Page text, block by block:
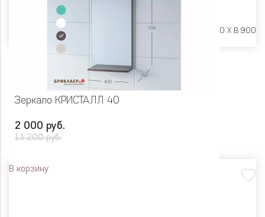
Ш 550 X Г 20 X В 900
Зеркало КРИСТАЛЛ 40
2 000 руб.
13 200 руб.
В корзину